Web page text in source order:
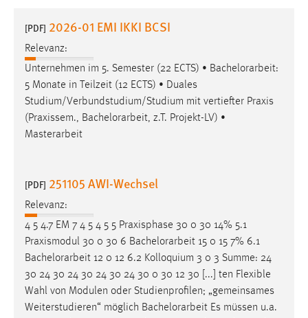
[PDF] 2026-01 EMI IKKI BCSI
Relevanz:
Unternehmen im 5. Semester (22 ECTS) • Bachelorarbeit:
5 Monate in Teilzeit (12 ECTS) • Duales
Studium/Verbundstudium/Studium mit vertiefter Praxis
(Praxissem., Bachelorarbeit, z.T. Projekt-LV) •
Masterarbeit
[PDF] 251105 AWI-Wechsel
Relevanz:
4 5 4.7 EM 7 4 5 4 5 5 Praxisphase 30 0 30 14% 5.1
Praxismodul 30 0 30 6 Bachelorarbeit 15 0 15 7% 6.1
Bachelorarbeit 12 0 12 6.2 Kolloquium 3 0 3 Summe: 24
30 24 30 24 30 24 30 24 30 0 30 12 30 [...] ten Flexible
Wahl von Modulen oder Studienprofilen; „gemeinsames
Weiterstudieren“ möglich Bachelorarbeit Es müssen u.a.
Performance
Name:
Zweck:
Für performante Seitenauslieferung wird in diesem Cookie
Sprachpräferenz
site-language-preference
Zweck:
Das Cookie speichert die gewählte Sprache der Website.
Cookie Laufzeit:
30 Tage